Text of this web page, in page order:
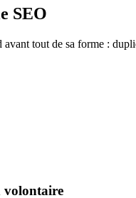
SEO
tout de sa forme :
volontaire